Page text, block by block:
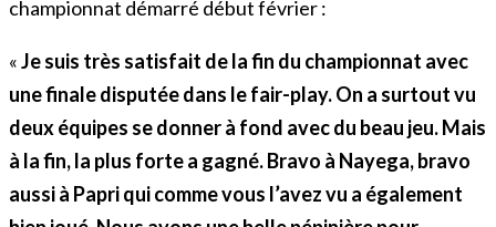
championnat démarré début février :
«Je suis très satisfait de la fin du championnat avec
une finale disputée dans le fair-play. On a surtout vu
deux équipes se donner à fond avec du beau jeu. Mais
à la fin, la plus forte a gagné. Bravo à Nayega, bravo
aussi à Papri qui comme vous l’avez vu a également